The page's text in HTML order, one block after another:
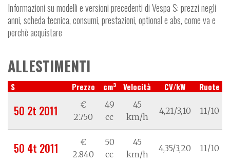
Informazioni su modelli e versioni precedenti di Vespa S: prezzi negli
anni, scheda tecnica, consumi, prestazioni, optional e abs, come va e
perchè acquistare
ALLESTIMENTI
S Prezzo cm3 Velocità CV/kW Ruote
50 2t 2011
€
2.750
49
cc
45
km/h
4,21/3,10 11/10
50 4t 2011
€
2.840
50
cc
45
km/h
4,35/3,20 11/10